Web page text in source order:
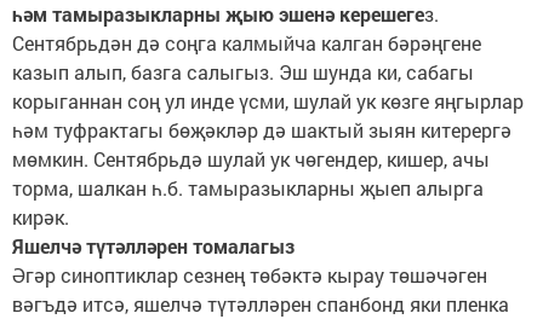
һәм тамыразыкларны җыю эшенә керешегез.
Сентябрьдән дә соңга калмыйча калган бәрәңгене
казып алып, базга салыгыз. Эш шунда ки, сабагы
корыганнан соң ул инде үсми, шулай ук көзге яңгырлар
һәм туфрактагы бөҗәкләр дә шактый зыян китерергә
мөмкин. Сентябрьдә шулай ук чөгендер, кишер, ачы
торма, шалкан һ.б. тамыразыкларны җыеп алырга
кирәк.
Яшелчә түтәлләрен томалагыз
Әгәр синоптиклар сезнең төбәктә кырау төшәчәген
вәгъдә итсә, яшелчә түтәлләрен спанбонд яки пленка